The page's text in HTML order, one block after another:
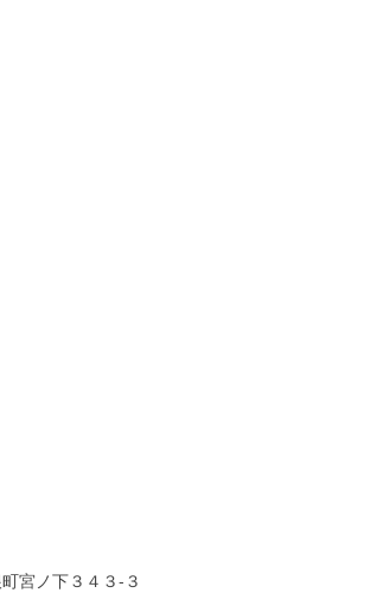
宮ノ下３４３-３